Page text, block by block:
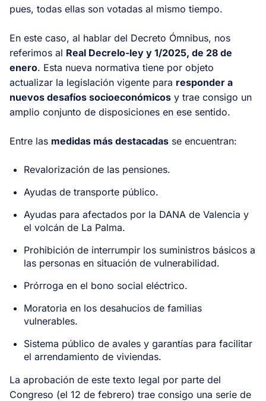
pues, todas ellas son votadas al mismo tiempo.
En este caso, al hablar del Decreto Ómnibus, nos
referimos al Real Decrelo-ley y 1/2025, de 28 de
enero. Esta nueva normativa tiene por objeto
actualizar la legislación vigente para responder a
nuevos desafíos socioeconómicos y trae consigo un
amplio conjunto de disposiciones en ese sentido.
Entre las medidas más destacadas se encuentran:
Revalorización de las pensiones.
Ayudas de transporte público.
Ayudas para afectados por la DANA de Valencia y
el volcán de La Palma.
Prohibición de interrumpir los suministros básicos a
las personas en situación de vulnerabilidad.
Prórroga en el bono social eléctrico.
Moratoria en los desahucios de familias
vulnerables.
Sistema público de avales y garantías para facilitar
el arrendamiento de viviendas.
La aprobación de este texto legal por parte del
Congreso (el 12 de febrero) trae consigo una serie de